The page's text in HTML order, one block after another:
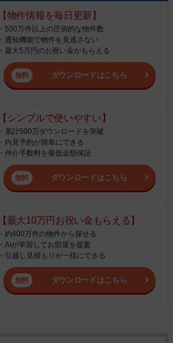
【物件情報を毎日更新】
・550万件以上の圧倒的な物件数
・通知機能で物件を見逃さない
・最大5万円のお祝い金がもらえる
ダウンロードはこちら
【シンプルで使いやすい】
・累計500万ダウンロードを突破
・内見予約が簡単にできる
・仲介手数料を最低金額保証
ダウンロードはこちら
【最大10万円お祝い金もらえる】
・約400万件の物件から探せる
・AIが学習してお部屋を提案
・引越し見積もりが一括にできる
ダウンロードはこちら